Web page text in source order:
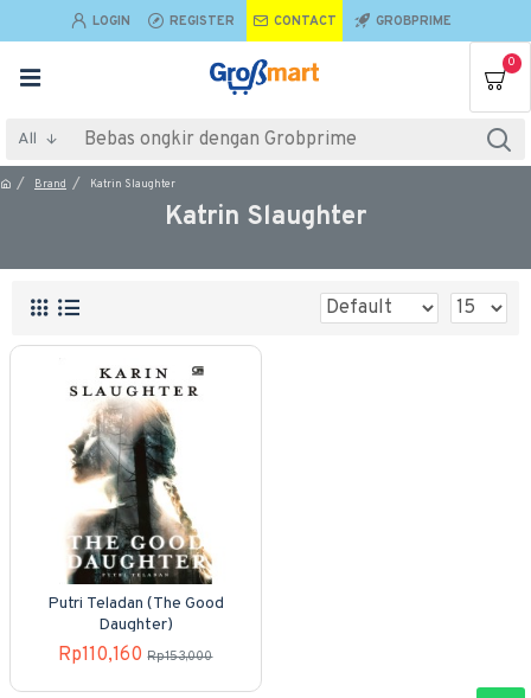
LOGIN REGISTER CONTACT GROBPRIME
0
All
Brand Katrin Slaughter
Katrin Slaughter
Putri Teladan (The Good
Daughter)
Rp110,160 Rp153,000